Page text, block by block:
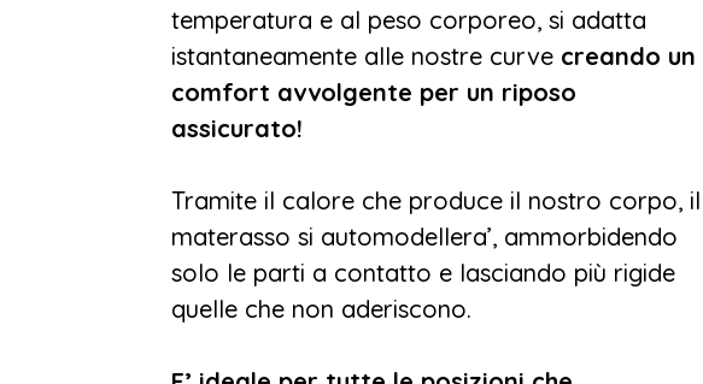
temperatura e al peso corporeo, si adatta
istantaneamente alle nostre curve creando un
comfort avvolgente per un riposo
assicurato!
Tramite il calore che produce il nostro corpo, il
materasso si automodellera’, ammorbidendo
solo le parti a contatto e lasciando più rigide
quelle che non aderiscono.